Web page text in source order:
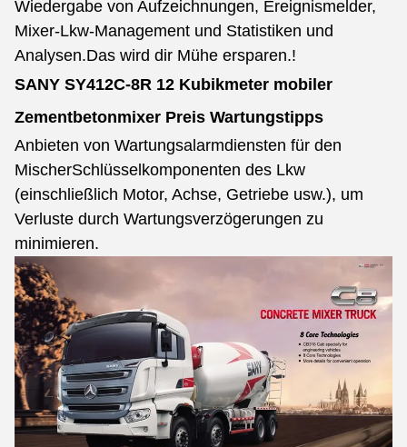
Wiedergabe von Aufzeichnungen, Ereignismelder,
Mixer-Lkw-Management und Statistiken und
Analysen.Das wird dir Mühe ersparen.!
SANY SY412C-8R 12 Kubikmeter mobiler
Zementbetonmixer Preis Wartungstipps
Anbieten von Wartungsalarmdiensten für den
MischerSchlüsselkomponenten des Lkw
(einschließlich Motor, Achse, Getriebe usw.), um
Verluste durch Wartungsverzögerungen zu
minimieren.